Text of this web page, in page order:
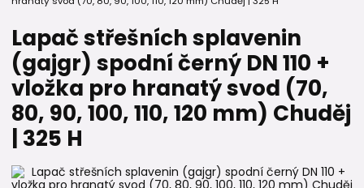
Lapač střešních splavenin
(gajgr) spodní černý DN 110 +
vložka pro hranatý svod (70,
80, 90, 100, 110, 120 mm) Chuděj
| 325 H